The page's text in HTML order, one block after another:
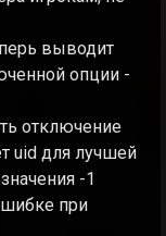
выводит
опции -
отключение
uid для лучшей
-1
при